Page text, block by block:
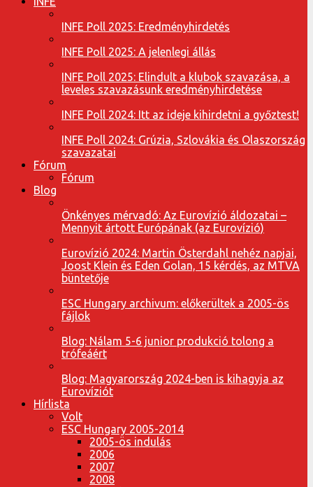
INFE Poll 2025: Eredményhirdetés
INFE Poll 2025: A jelenlegi állás
INFE Poll 2025: Elindult a klubok szavazása, a
leveles szavazásunk eredményhirdetése
INFE Poll 2024: Itt az ideje kihirdetni a győztest!
INFE Poll 2024: Grúzia, Szlovákia és Olaszország
szavazatai
Fórum
Fórum
Blog
Önkényes mérvadó: Az Eurovízió áldozatai –
Mennyit ártott Európának (az Eurovízió)
Eurovízió 2024: Martin Österdahl nehéz napjai,
Joost Klein és Eden Golan, 15 kérdés, az MTVA
büntetője
ESC Hungary archivum: előkerültek a 2005-ös
fájlok
Blog: Nálam 5-6 junior produkció tolong a
trófeáért
Blog: Magyarország 2024-ben is kihagyja az
Eurovíziót
Hírlista
Volt
ESC Hungary 2005-2014
2005-ös indulás
2006
2007
2008